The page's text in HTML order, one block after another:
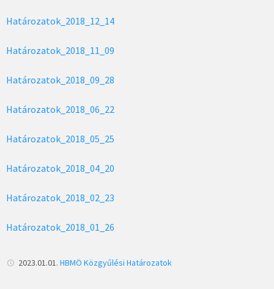
Határozatok_2018_12_14
Határozatok_2018_11_09
Határozatok_2018_09_28
Határozatok_2018_06_22
Határozatok_2018_05_25
Határozatok_2018_04_20
Határozatok_2018_02_23
Határozatok_2018_01_26
2023.01.01. HBMÖ Közgyűlési Határozatok